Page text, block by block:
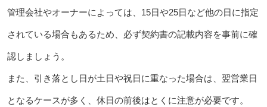
管理会社やオーナーによっては、15日や25日など他の日に指定
されている場合もあるため、必ず契約書の記載内容を事前に確
認しましょう。
また、引き落とし日が土日や祝日に重なった場合は、翌営業日
となるケースが多く、休日の前後はとくに注意が必要です。